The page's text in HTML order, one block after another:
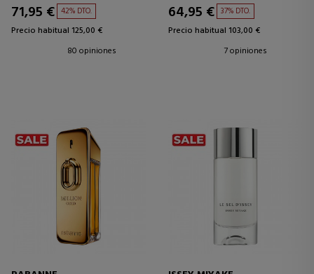
71,95 € 42% DTO.
Precio habitual 125,00 €
80 opiniones
64,95 € 37% DTO.
Precio habitual 103,00 €
7 opiniones